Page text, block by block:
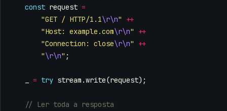
const request =
"GET / HTTP/1.1\r\n"
++
"Host: example.com\r\n"
++
"Connection: close\r\n"
++
"\r\n" ;
= try stream .write(request);